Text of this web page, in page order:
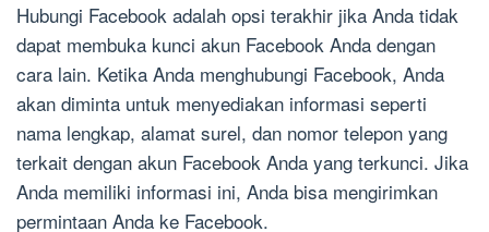
Hubungi Facebook adalah opsi terakhir jika Anda tidak
dapat membuka kunci akun Facebook Anda dengan
cara lain. Ketika Anda menghubungi Facebook, Anda
akan diminta untuk menyediakan informasi seperti
nama lengkap, alamat surel, dan nomor telepon yang
terkait dengan akun Facebook Anda yang terkunci. Jika
Anda memiliki informasi ini, Anda bisa mengirimkan
permintaan Anda ke Facebook.